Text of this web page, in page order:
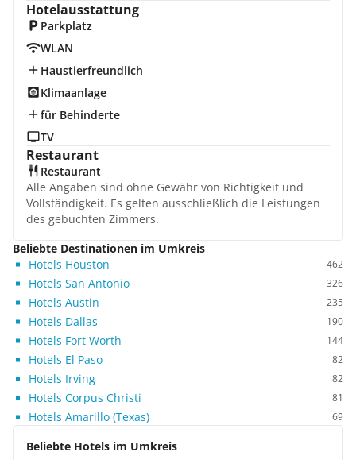
Hotelausstattung
Parkplatz
WLAN
Haustierfreundlich
Klimaanlage
für Behinderte
TV
Restaurant
Restaurant
Alle Angaben sind ohne Gewähr von Richtigkeit und
Vollständigkeit. Es gelten ausschließlich die Leistungen
des gebuchten Zimmers.
Beliebte Destinationen im Umkreis
Hotels Houston
462
Hotels San Antonio 326
Hotels Austin 235
Hotels Dallas 190
Hotels Fort Worth 144
Hotels El Paso 82
Hotels Irving 82
Hotels Corpus Christi 81
Hotels Amarillo (Texas) 69
Beliebte Hotels im Umkreis